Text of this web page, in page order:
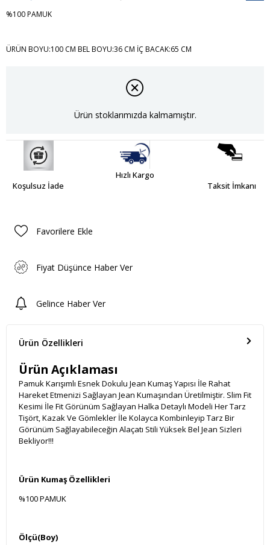
%100 PAMUK
ÜRÜN BOYU:100 CM BEL BOYU:36 CM İÇ BACAK:65 CM
Ürün stoklarımızda kalmamıştır.
Koşulsuz İade
Hızlı Kargo
Taksit İmkanı
Favorilere Ekle
Fiyat Düşünce Haber Ver
Gelince Haber Ver
Ürün Özellikleri
Ürün Açıklaması
Pamuk Karışımlı Esnek Dokulu Jean Kumaş Yapısı İle Rahat
Hareket Etmenizi Sağlayan Jean Kumaşından Üretilmiştir. Slim Fit
Kesimi İle Fit Görünüm Sağlayan Halka Detaylı Modeli Her Tarz
Tişört, Kazak Ve Gömlekler İle Kolayca Kombinleyip Tarz Bir
Görünüm Sağlayabileceğin Alaçatı Stili Yüksek Bel Jean Sizleri
Bekliyor!!!
Ürün Kumaş Özellikleri
%100 PAMUK
Ölçü(Boy)